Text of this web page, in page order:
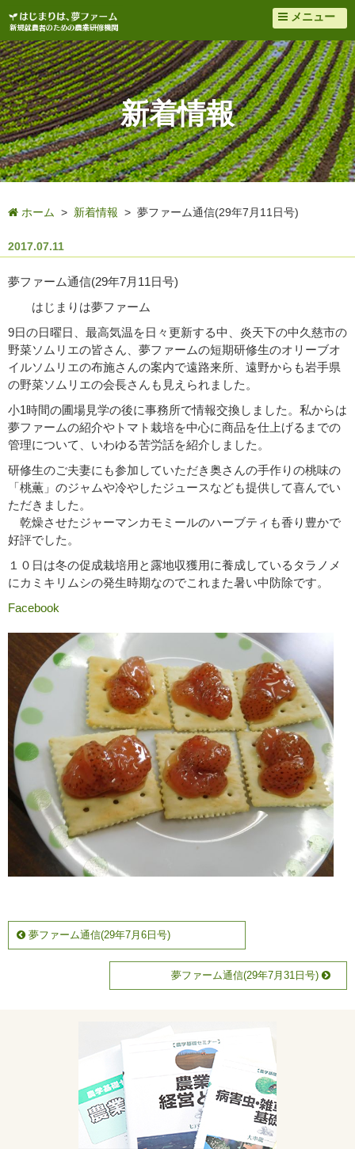
メニュー
新着情報
ホーム > 新着情報 > 夢ファーム通信(29年7月11日号)
2017.07.11
夢ファーム通信(29年7月11日号)
はじまりは夢ファーム
9日の日曜日、最高気温を日々更新する中、炎天下の中久慈市の
野菜ソムリエの皆さん、夢ファームの短期研修生のオリーブオ
イルソムリエの布施さんの案内で遠路来所、遠野からも岩手県
の野菜ソムリエの会長さんも見えられました。
小1時間の圃場見学の後に事務所で情報交換しました。私からは
夢ファームの紹介やトマト栽培を中心に商品を仕上げるまでの
管理について、いわゆる苦労話を紹介しました。
研修生のご夫妻にも参加していただき奥さんの手作りの桃味の
「桃薫」のジャムや冷やしたジュースなども提供して喜んでい
ただきました。
乾燥させたジャーマンカモミールのハーブティも香り豊かで
好評でした。
１０日は冬の促成栽培用と露地収獲用に養成しているタラノメ
にカミキリムシの発生時期なのでこれまた暑い中防除です。
Facebook
夢ファーム通信(29年7月6日号)
夢ファーム通信(29年7月31日号)